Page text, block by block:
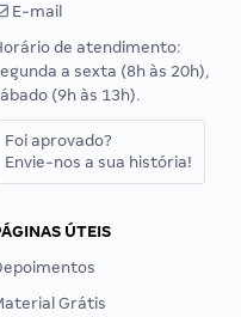
E-mail
de atendimento:
a sexta (8h às 20h),
(9h às 13h).
Foi aprovado?
Envie-nos a sua história!
ÚTEIS
Grátis